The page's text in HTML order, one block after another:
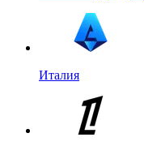
Италия